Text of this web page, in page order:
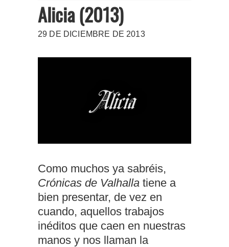
Alicia (2013)
29 DE DICIEMBRE DE 2013
Como muchos ya sabréis,
Crónicas de Valhalla tiene a
bien presentar, de vez en
cuando, aquellos trabajos
inéditos que caen en nuestras
manos y nos llaman la